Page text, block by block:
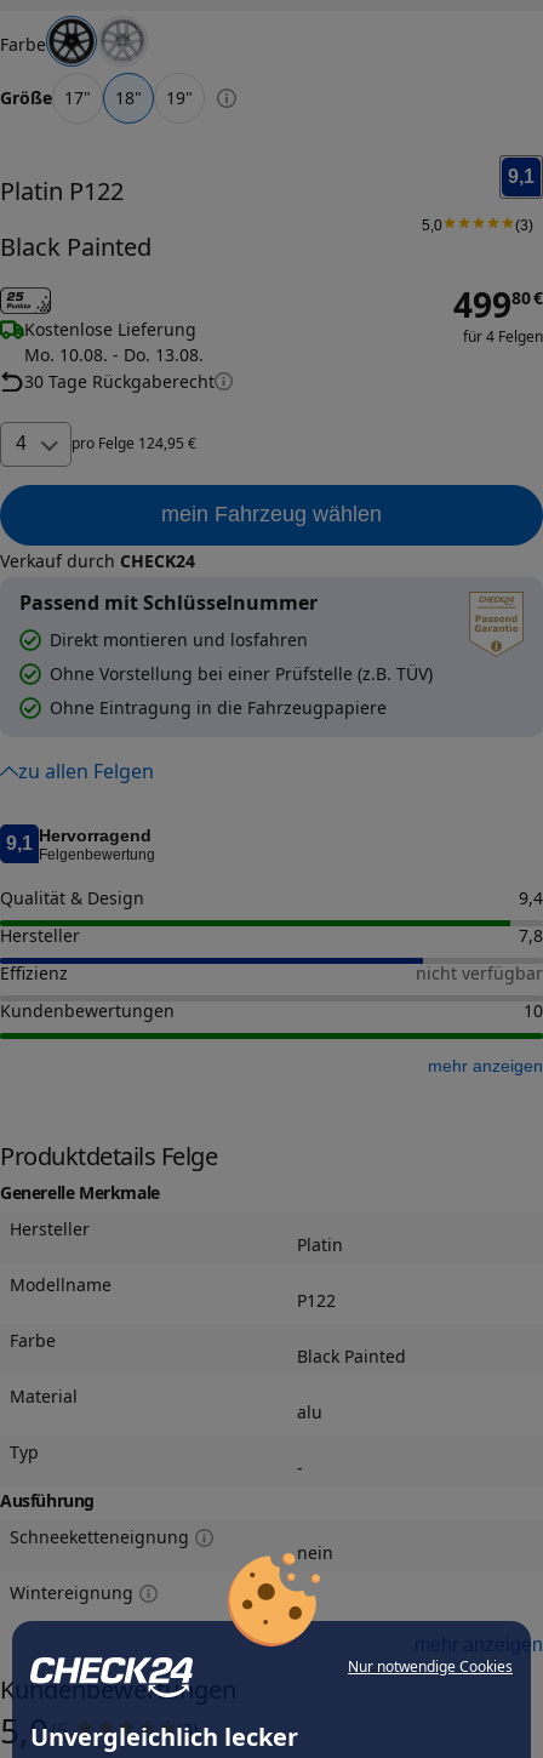
Nur notwendige Cookies
Unvergleichlich lecker
Farbe
Größe 17" 18" 19"
Platin P122
Black Painted
9,1
5,0 (3)
Kostenlose Lieferung
Mo. 10.08. - Do. 13.08.
30 Tage Rückgaberecht
49980€
für 4 Felgen
4 pro Felge 124,95 €
mein Fahrzeug wählen
Verkauf durch CHECK24
Passend mit Schlüsselnummer
Direkt montieren und losfahren
Ohne Vorstellung bei einer Prüfstelle (z.B. TÜV)
Ohne Eintragung in die Fahrzeugpapiere
zu allen Felgen
9,1 Hervorragend
Felgenbewertung
Qualität & Design
9,4
Hersteller
7,8
Effizienz
nicht verfügbar
Kundenbewertungen
10
mehr anzeigen
Produktdetails Felge
Generelle Merkmale
Hersteller
Platin
Modellname
P122
Farbe
Black Painted
Material
alu
Typ
-
Ausführung
Schneeketteneignung
nein
Wintereignung
ja
Felgengutachten
Eintragungsfrei
Freigabe
mehr anzeigen
Kundenbewertungen
5,0/5 (3)